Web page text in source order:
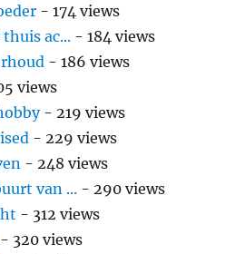
- 174 views
ac... - 184 views
- 186 views
views
- 219 views
- 229 views
- 248 views
van ... - 290 views
- 312 views
- 320 views